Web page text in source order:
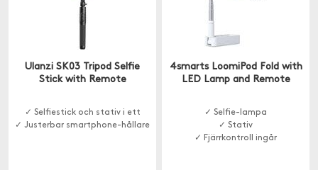
Ulanzi SK03 Tripod Selfie
Stick with Remote
✓ Selfiestick och stativ i ett
✓ Justerbar smartphone-hållare
4smarts LoomiPod Fold with
LED Lamp and Remote
✓ Selfie-lampa
✓ Stativ
✓ Fjärrkontroll ingår